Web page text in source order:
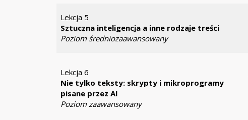
Lekcja 5
Sztuczna inteligencja a inne rodzaje treści
Poziom średniozaawansowany
Lekcja 6
Nie tylko teksty: skrypty i mikroprogramy
pisane przez AI
Poziom zaawansowany